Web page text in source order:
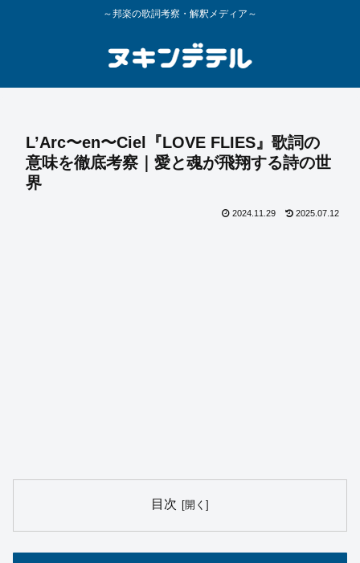
～邦楽の歌詞考察・解釈メディア～
L’Arc〜en〜Ciel『LOVE FLIES』歌詞の
意味を徹底考察｜愛と魂が飛翔する詩の世
界
2024.11.29 2025.07.12
目次